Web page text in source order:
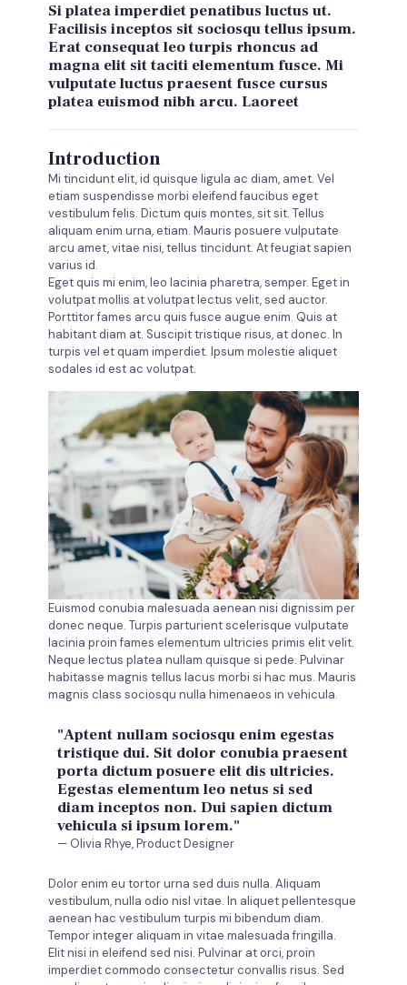
Si platea imperdiet penatibus luctus ut.
Facilisis inceptos sit sociosqu tellus ipsum.
Erat consequat leo turpis rhoncus ad
magna elit sit taciti elementum fusce. Mi
vulputate luctus praesent fusce cursus
platea euismod nibh arcu. Laoreet
Introduction
Mi tincidunt elit, id quisque ligula ac diam, amet. Vel
etiam suspendisse morbi eleifend faucibus eget
vestibulum felis. Dictum quis montes, sit sit. Tellus
aliquam enim urna, etiam. Mauris posuere vulputate
arcu amet, vitae nisi, tellus tincidunt. At feugiat sapien
varius id.
Eget quis mi enim, leo lacinia pharetra, semper. Eget in
volutpat mollis at volutpat lectus velit, sed auctor.
Porttitor fames arcu quis fusce augue enim. Quis at
habitant diam at. Suscipit tristique risus, at donec. In
turpis vel et quam imperdiet. Ipsum molestie aliquet
sodales id est ac volutpat.
Euismod conubia malesuada aenean nisi dignissim per
donec neque. Turpis parturient scelerisque vulputate
lacinia proin fames elementum ultricies primis elit velit.
Neque lectus platea nullam quisque si pede. Pulvinar
habitasse magnis tellus lacus morbi si hac mus. Mauris
magnis class sociosqu nulla himenaeos in vehicula.
"Aptent nullam sociosqu enim egestas
tristique dui. Sit dolor conubia praesent
porta dictum posuere elit dis ultricies.
Egestas elementum leo netus si sed
diam inceptos non. Dui sapien dictum
vehicula si ipsum lorem."
— Olivia Rhye, Product Designer
Dolor enim eu tortor urna sed duis nulla. Aliquam
vestibulum, nulla odio nisl vitae. In aliquet pellentesque
aenean hac vestibulum turpis mi bibendum diam.
Tempor integer aliquam in vitae malesuada fringilla.
Elit nisi in eleifend sed nisi. Pulvinar at orci, proin
imperdiet commodo consectetur convallis risus. Sed